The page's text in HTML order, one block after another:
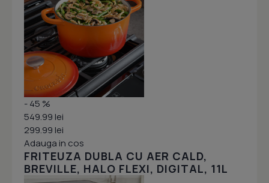
- 45 %
549.99 lei
299.99 lei
Adauga in cos
FRITEUZA DUBLA CU AER CALD,
BREVILLE, HALO FLEXI, DIGITAL, 11L